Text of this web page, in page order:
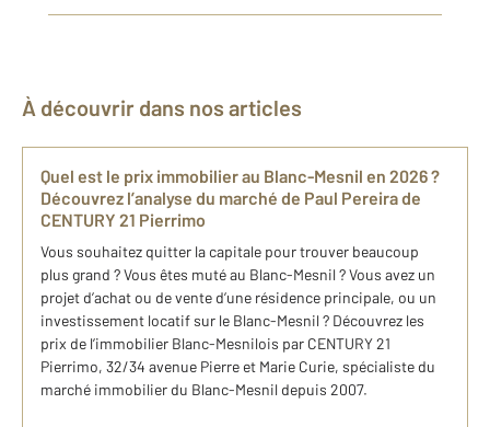
À découvrir dans nos articles
Quel est le prix immobilier au Blanc-Mesnil en 2026 ?
Découvrez l’analyse du marché de Paul Pereira de
CENTURY 21 Pierrimo
Vous souhaitez quitter la capitale pour trouver beaucoup
plus grand ? Vous êtes muté au Blanc-Mesnil ? Vous avez un
projet d’achat ou de vente d’une résidence principale, ou un
investissement locatif sur le Blanc-Mesnil ? Découvrez les
prix de l’immobilier Blanc-Mesnilois par CENTURY 21
Pierrimo, 32/34 avenue Pierre et Marie Curie, spécialiste du
marché immobilier du Blanc-Mesnil depuis 2007.